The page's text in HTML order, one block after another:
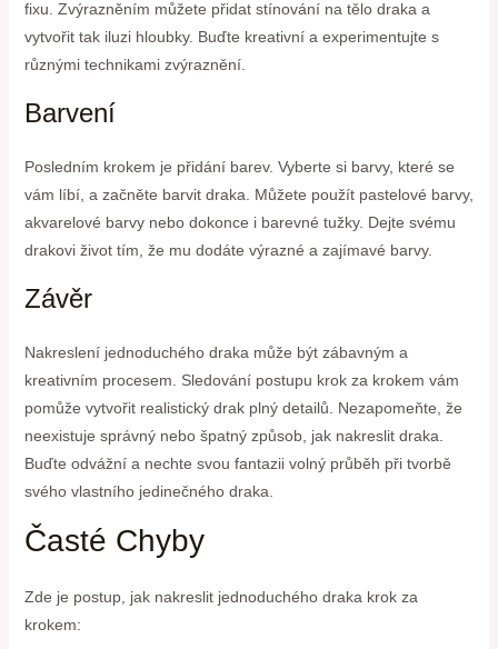
fixu. Zvýrazněním můžete přidat stínování na tělo draka a
vytvořit tak iluzi hloubky. Buďte kreativní a experimentujte s
různými technikami zvýraznění.
Barvení
Posledním krokem je přidání barev. Vyberte si barvy, které se
vám líbí, a začněte barvit draka. Můžete použít pastelové barvy,
akvarelové barvy nebo dokonce i barevné tužky. Dejte svému
drakovi život tím, že mu dodáte výrazné a zajímavé barvy.
Závěr
Nakreslení jednoduchého draka může být zábavným a
kreativním procesem. Sledování postupu krok za krokem vám
pomůže vytvořit realistický drak plný detailů. Nezapomeňte, že
neexistuje správný nebo špatný způsob, jak nakreslit draka.
Buďte odvážní a nechte svou fantazii volný průběh při tvorbě
svého vlastního jedinečného draka.
Časté Chyby
Zde je postup, jak nakreslit jednoduchého draka krok za
krokem: